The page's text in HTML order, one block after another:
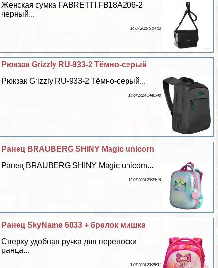
Женская сумка FABRETTI FB18A206-2
черный...
14 07 2026 5:24:23
Рюкзак Grizzly RU-933-2 Тёмно-серый
Рюкзак Grizzly RU-933-2 Тёмно-серый...
13 07 2026 14:51:40
Ранец BRAUBERG SHINY Magic unicorn
Ранец BRAUBERG SHINY Magic unicorn...
12 07 2026 20:29:16
Ранец SkyName 6033 + брелок мишка
Сверху удобная ручка для переноски
ранца...
11 07 2026 23:25:31